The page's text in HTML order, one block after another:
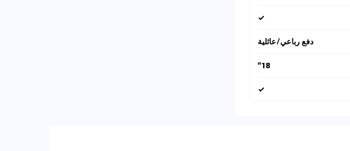
✓
دفع رباعي/عائلية
18"
✓